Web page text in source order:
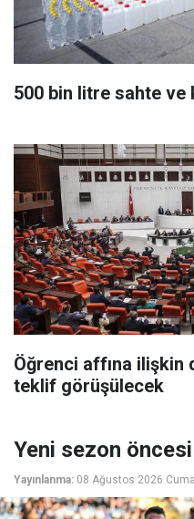
500 bin litre sahte
Öğrenci affına ilişkin
teklif görüşülecek
Yeni sezon
Yayınlanma: 08 Ağustos 2026